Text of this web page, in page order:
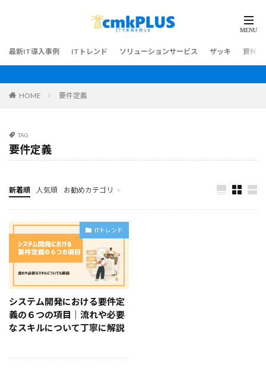
最新IT導入事例 ITトレンド ソリューションサービス ザッキ 資料ダ
HOME 要件定義
TAG
要件定義
新着順 人気順 お勧めカテゴリ
最新IT導入事例
ITトレンド
システム開発における要件定
義の６つの項目｜流れや必要
なスキルについて丁寧に解説